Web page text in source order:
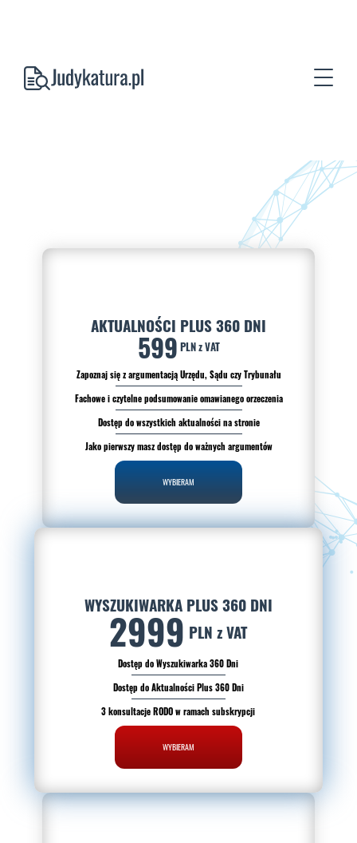
AKTUALNOŚCI PLUS 360 DNI
599 PLN z VAT
Zapoznaj się z argumentacją Urzędu, Sądu czy Trybunału
Fachowe i czytelne podsumowanie omawianego orzeczenia
Dostęp do wszystkich aktualności na stronie
Jako pierwszy masz dostęp do ważnych argumentów
WYBIERAM
WYSZUKIWARKA PLUS 360 DNI
2999 PLN z VAT
Dostęp do Wyszukiwarka 360 Dni
Dostęp do Aktualności Plus 360 Dni
3 konsultacje RODO w ramach subskrypcji
WYBIERAM